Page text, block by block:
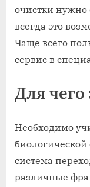
очистки нужно
всегда это
Чаще всего
сервис в
Для
Необходимо
система
различные